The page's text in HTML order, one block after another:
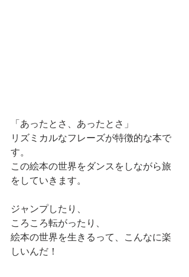
「あったとさ、あったとさ」
リズミカルなフレーズが特徴的な本で
す。
この絵本の世界をダンスをしながら旅
をしていきます。
ジャンプしたり、
ころころ転がったり、
絵本の世界を生きるって、こんなに楽
しいんだ！